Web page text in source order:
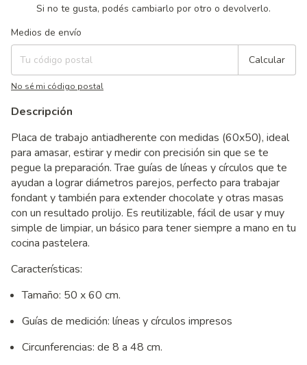
Si no te gusta, podés cambiarlo por otro o devolverlo.
Entregas para el CP:
Medios de envío
Calcular
No sé mi código postal
Descripción
Placa de trabajo antiadherente con medidas (60x50), ideal
para amasar, estirar y medir con precisión sin que se te
pegue la preparación. Trae guías de líneas y círculos que te
ayudan a lograr diámetros parejos, perfecto para trabajar
fondant y también para extender chocolate y otras masas
con un resultado prolijo. Es reutilizable, fácil de usar y muy
simple de limpiar, un básico para tener siempre a mano en tu
cocina pastelera.
Características:
Tamaño: 50 x 60 cm.
Guías de medición: líneas y círculos impresos
Circunferencias: de 8 a 48 cm.